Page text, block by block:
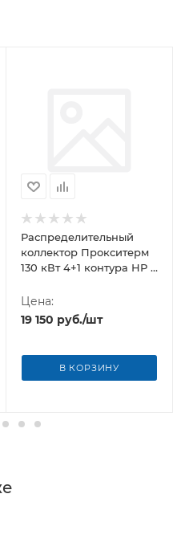
Распределительный
коллектор Прокситерм
130 кВт 4+1 контура НР 1
Цена:
19 150 руб./шт
В КОРЗИНУ